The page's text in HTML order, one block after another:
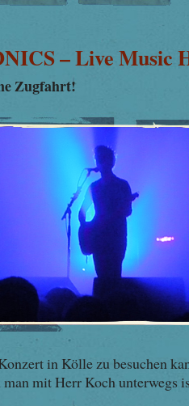
– Live Music
Zugfahrt!
in Kölle zu besuchen
man mit Herr Koch unterwegs